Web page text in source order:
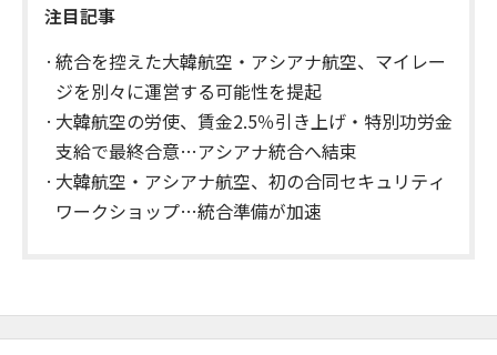
注目記事
統合を控えた大韓航空・アシアナ航空、マイレー
ジを別々に運営する可能性を提起
大韓航空の労使、賃金2.5％引き上げ・特別功労金
支給で最終合意…アシアナ統合へ結束
大韓航空・アシアナ航空、初の合同セキュリティ
ワークショップ…統合準備が加速